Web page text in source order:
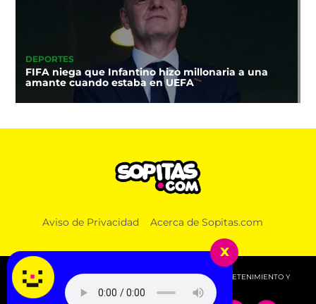
DEPORTES
FIFA niega que Infantino hizo millonaria a una
amante cuando estaba en UEFA
Aviso de Privacidad Acerca de Sopitas.com
© 2026 SOPITAS.COM - MÚSICA, NOTICIAS, DEPORTES, ENTRETENIMIENTO Y
MÁS!.
x